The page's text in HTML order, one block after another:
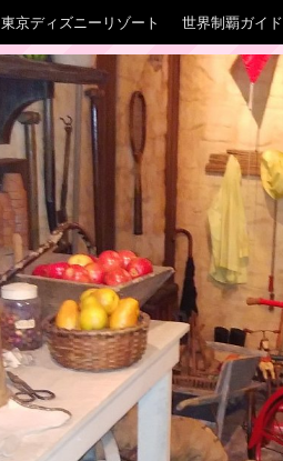
東京ディズニーリゾート 世界制覇ガイド